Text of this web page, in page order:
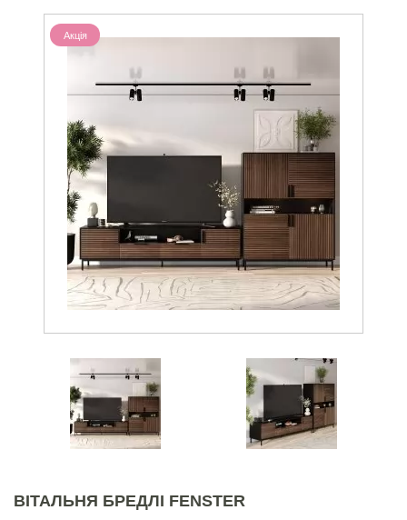
Акція
ВІТАЛЬНЯ БРЕДЛІ FENSTER